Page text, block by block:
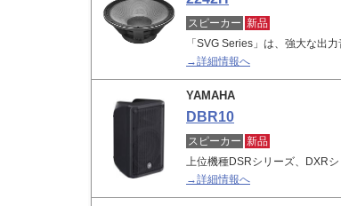
スピーカー 新品
「SVG Series」は、強大な出
→詳細情報へ
YAMAHA
DBR10
スピーカー 新品
上位機種DSRシリーズ、DXR
→詳細情報へ